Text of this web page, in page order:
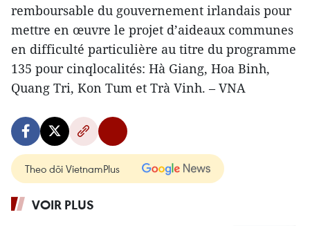
remboursable du gouvernement irlandais pour
mettre en œuvre le projet d’aideaux communes
en difficulté particulière au titre du programme
135 pour cinqlocalités: Hà Giang, Hoa Binh,
Quang Tri, Kon Tum et Trà Vinh. – VNA
Theo dõi VietnamPlus
VOIR PLUS